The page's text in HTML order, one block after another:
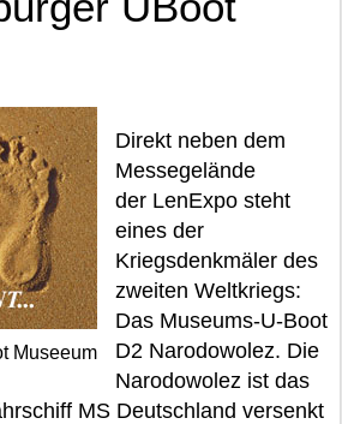
Museeum
Direkt neben dem
Messegelände
der LenExpo steht
eines der
Kriegsdenkmäler des
zweiten Weltkriegs:
Das Museums-U-Boot
D2 Narodowolez. Die
Narodowolez ist das
MS Deutschland versenkt